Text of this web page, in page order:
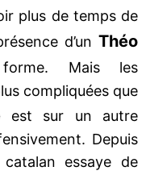
plus de temps de
d’un Théo
Mais les
compliquées que
est sur un autre
Depuis
essaye de